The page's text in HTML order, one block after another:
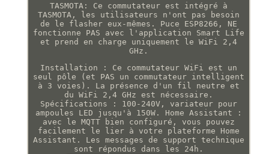
TASMOTA: Ce commutateur est intégré à
TASMOTA, les utilisateurs n'ont pas besoin
de le flasher eux-mêmes. Puce ESP8266, NE
fonctionne PAS avec l'application Smart Life
et prend en charge uniquement le WiFi 2,4
GHz.
Installation : Ce commutateur WiFi est un
seul pôle (et PAS un commutateur intelligent
à 3 voies). La présence d'un fil neutre et
du WiFi 2,4 GHz est nécessaire.
Spécifications : 100-240V, variateur pour
ampoules LED jusqu'à 150W. Home Assistant :
avec le MQTT bien configuré, vous pouvez
facilement le lier à votre plateforme Home
Assistant. Les messages de support technique
sont répondus dans les 24h.